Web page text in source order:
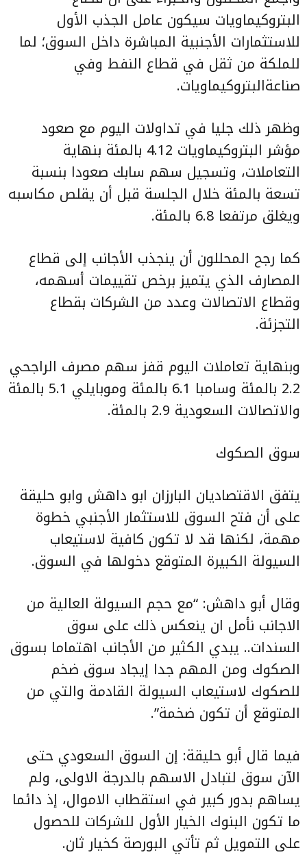
البتروكيماويات سيكون عامل الجذب الأول
للاستثمارات الأجنبية المباشرة داخل السوق؛ لما
للملكة من ثقل في قطاع النفط وفي
صناعةالبتروكيماويات.
وظهر ذلك جليا في تداولات اليوم مع صعود
مؤشر البتروكيماويات 4.12 بالمئة بنهاية
التعاملات، وتسجيل سهم سابك صعودا بنسبة
تسعة بالمئة خلال الجلسة قبل أن يقلص مكاسبه
ويغلق مرتفعا 6.8 بالمئة.
كما رجح المحللون أن ينجذب الأجانب إلى قطاع
المصارف الذي يتميز برخص تقييمات أسهمه،
وقطاع الاتصالات وعدد من الشركات بقطاع
التجزئة.
وبنهاية تعاملات اليوم قفز سهم مصرف الراجحي
2.2 بالمئة وسامبا 6.1 بالمئة وموبايلي 5.1 بالمئة
والاتصالات السعودية 2.9 بالمئة.
سوق الصكوك
يتفق الاقتصاديان البارزان ابو داهش وابو حليقة
على أن فتح السوق للاستثمار الأجنبي خطوة
مهمة، لكنها قد لا تكون كافية لاستيعاب
السيولة الكبيرة المتوقع دخولها في السوق.
وقال أبو داهش: “مع حجم السيولة العالية من
الاجانب نأمل ان ينعكس ذلك على سوق
السندات.. يبدي الكثير من الأجانب اهتماما بسوق
الصكوك ومن المهم جدا إيجاد سوق ضخم
للصكوك لاستيعاب السيولة القادمة والتي من
المتوقع أن تكون ضخمة”.
فيما قال أبو حليقة: إن السوق السعودي حتى
الآن سوق لتبادل الاسهم بالدرجة الاولى، ولم
يساهم بدور كبير في استقطاب الاموال، إذ دائما
ما تكون البنوك الخيار الأول للشركات للحصول
على التمويل ثم تأتي البورصة كخيار ثان.